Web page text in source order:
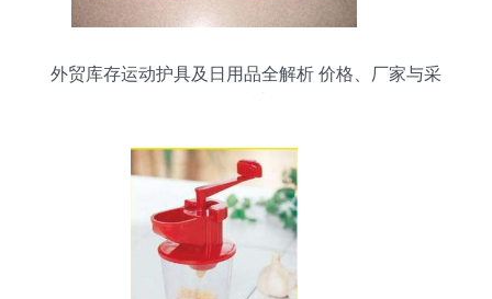
外贸库存运动护具及日用品全解析 价格、厂家与采